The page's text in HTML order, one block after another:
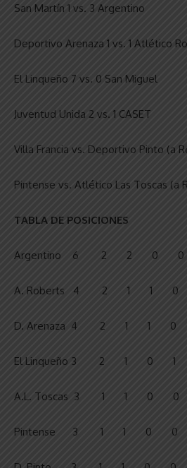
San Martín 1 vs. 3 Argentino
Deportivo Arenaza 1 vs. 1 Atlético
El Linqueño 7 vs. 0 San Miguel
Juventud Unida 2 vs. 1 CASET
Villa Francia vs. Deportivo Pinto (a
Pintense vs. Atlético Las Toscas (a
TABLA DE POSICIONES
Argentino 6 2 2 0
A. Roberts 4 2 1 1
D. Arenaza 4 2 1 1
El Linqueño 3 2 1 0
A.L. Toscas 3 1 1 0
Pintense 3 1 1 0